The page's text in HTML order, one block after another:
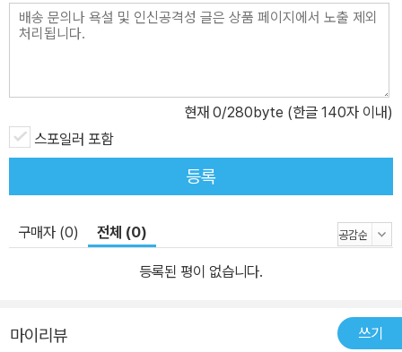
현재 0/280byte (한글 140자 이내)
스포일러 포함
등록
구매자 (0) 전체 (0)
등록된 평이 없습니다.
마이리뷰 쓰기